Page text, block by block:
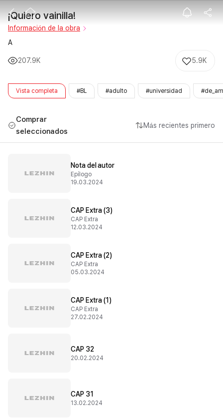
¡Quiero
¡Quiero vainilla!
Información de la obra
A
207.9K 5.9K
Vista completa #BL #adulto #universidad
Comprar
seleccionados
Más recientes primero
Nota del autor
Epílogo
19.03.2024
CAP Extra (3)
CAP Extra
12.03.2024
CAP Extra (2)
CAP Extra
05.03.2024
CAP Extra (1)
CAP Extra
27.02.2024
CAP 32
20.02.2024
CAP 31
13.02.2024